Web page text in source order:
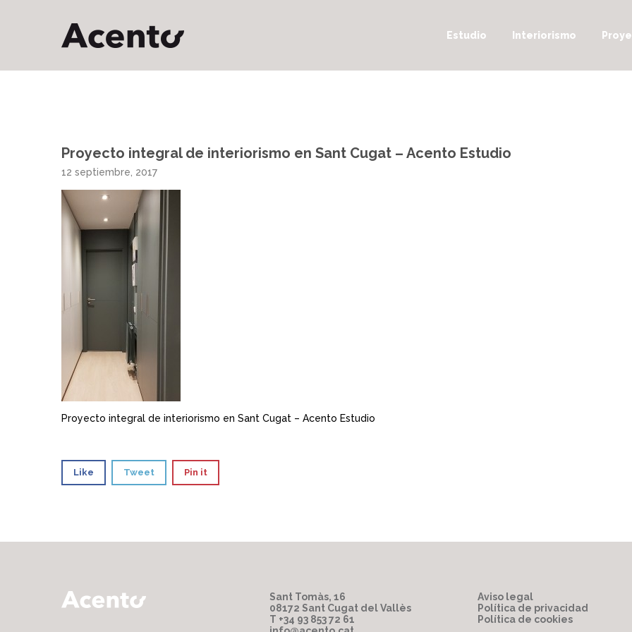
Estudio Interiorismo
Proyecto integral de interiorismo en Sant Cugat – Acento Estudio
12 septiembre, 2017
Proyecto integral de interiorismo en Sant Cugat – Acento Estudio
Like Tweet Pin it
Sant Tomàs, 16
08172 Sant Cugat del Vallès
T +34 93 853 72 61
Aviso legal
Política de privacidad
Política de cookies